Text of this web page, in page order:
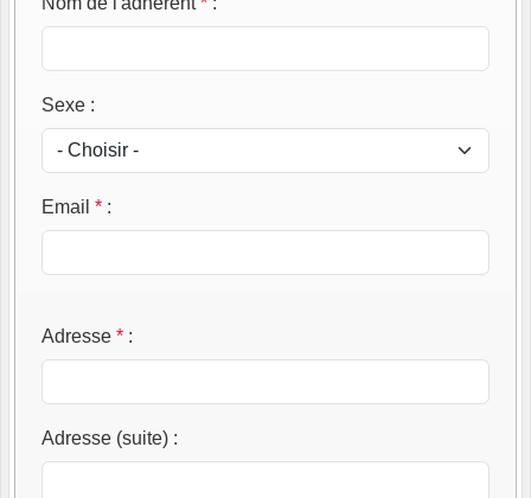
Sexe :
Email * :
Adresse * :
Adresse (suite) :